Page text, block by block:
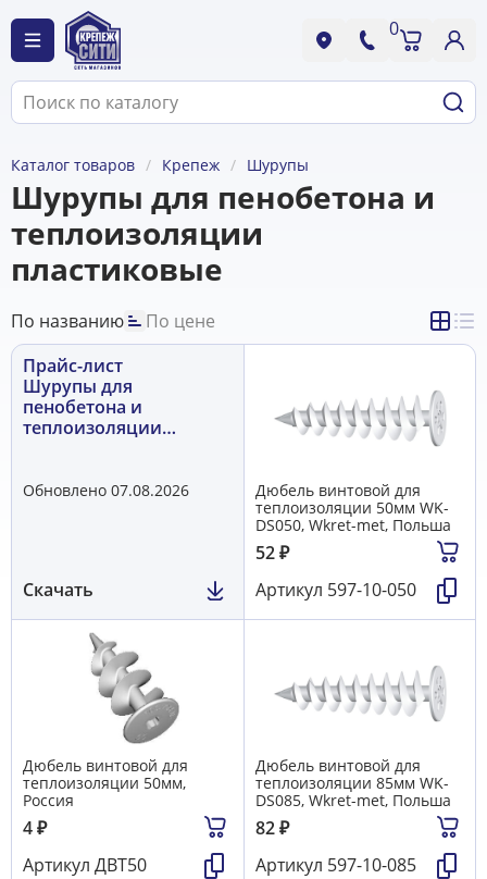
0
Каталог товаров Крепеж Шурупы
Шурупы для пенобетона и
теплоизоляции
пластиковые
По названию
По цене
Прайс-лист
Шурупы для
пенобетона и
теплоизоляции
Обновлено 07.08.2026
Скачать
Дюбель винтовой для
теплоизоляции 50мм WK-
DS050, Wkret-met, Польша
52₽
Артикул 597-10-050
Дюбель винтовой для
теплоизоляции 50мм,
Россия
4₽
Артикул ДВТ50
Дюбель винтовой для
теплоизоляции 85мм WK-
DS085, Wkret-met, Польша
82₽
Артикул 597-10-085